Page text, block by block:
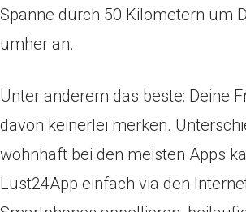
Spanne durch 50 Kilometern um
umher an.
Unter anderem das beste: Deine
davon keinerlei merken.
wohnhaft bei den meisten Apps
Lust24App einfach via den